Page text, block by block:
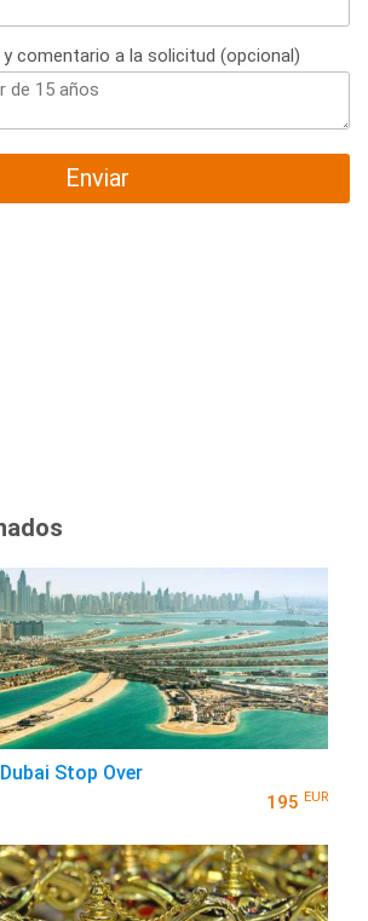
comentario a la solicitud (opcional)
Enviar
Stop Over
195 EUR